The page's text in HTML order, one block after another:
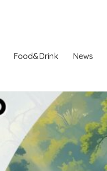
Food&Drink News